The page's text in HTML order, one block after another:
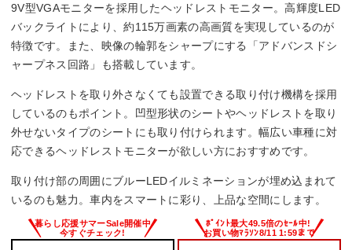
9V型VGAモニターを採用したヘッドレストモニター。高輝度LED
バックライトにより、約115万画素の高画質を実現しているのが
特徴です。また、映像の輪郭をシャープにする「アドバンスドシ
ャープネス回路」も搭載しています。
ヘッドレストを取り外さなくても設置できる取り付け機構を採用
しているのもポイント。凹型形状のシートやヘッドレストを取り
外せないタイプのシートにも取り付けられます。幅広い車種に対
応できるヘッドレストモニターが欲しい方におすすめです。
取り付け部の周囲にブルーLEDイルミネーションが埋め込まれて
いるのも魅力。車内をスマートに彩り、上品な空間にします。